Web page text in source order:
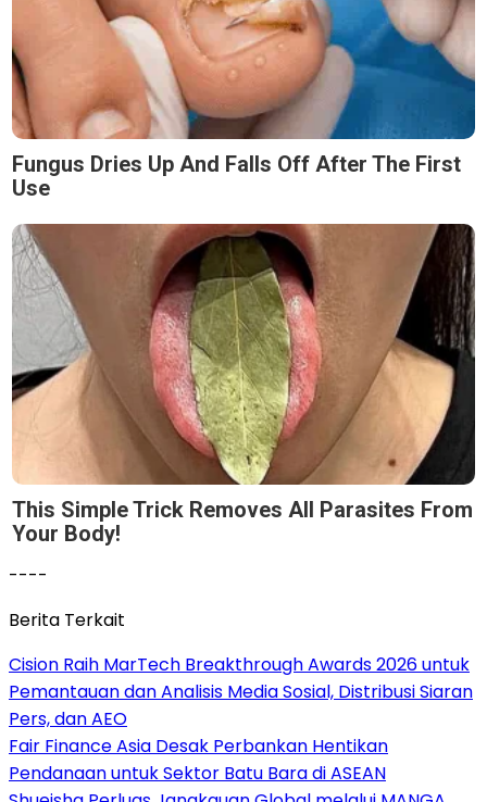
Fungus Dries Up And Falls Off After The First
Use
This Simple Trick Removes All Parasites From
Your Body!
----
Berita Terkait
Cision Raih MarTech Breakthrough Awards 2026 untuk
Pemantauan dan Analisis Media Sosial, Distribusi Siaran
Pers, dan AEO
Fair Finance Asia Desak Perbankan Hentikan
Pendanaan untuk Sektor Batu Bara di ASEAN